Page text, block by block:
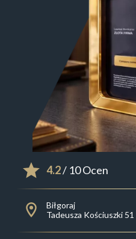
4.2/ 10 Ocen
Biłgoraj
Tadeusza Kościuszki 51